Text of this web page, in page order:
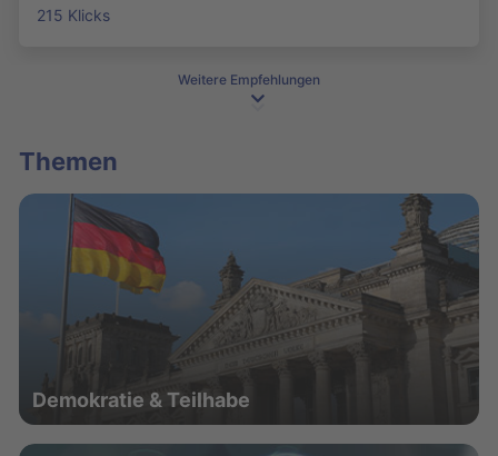
215 Klicks
Weitere Empfehlungen
Themen
Demokratie & Teilhabe